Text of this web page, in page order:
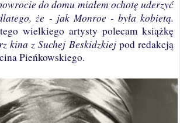
do domu miałem ochotę uderzyć
że - jak Monroe - była kobietą.
wielkiego artysty polecam książkę
kina z Suchej Beskidzkiej pod redakcją
Pieńkowskiego.